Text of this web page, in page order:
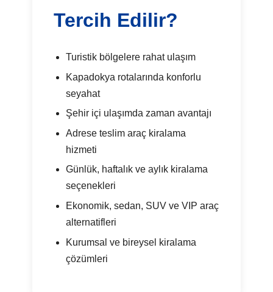
Tercih Edilir?
Turistik bölgelere rahat ulaşım
Kapadokya rotalarında konforlu
seyahat
Şehir içi ulaşımda zaman avantajı
Adrese teslim araç kiralama
hizmeti
Günlük, haftalık ve aylık kiralama
seçenekleri
Ekonomik, sedan, SUV ve VIP araç
alternatifleri
Kurumsal ve bireysel kiralama
çözümleri